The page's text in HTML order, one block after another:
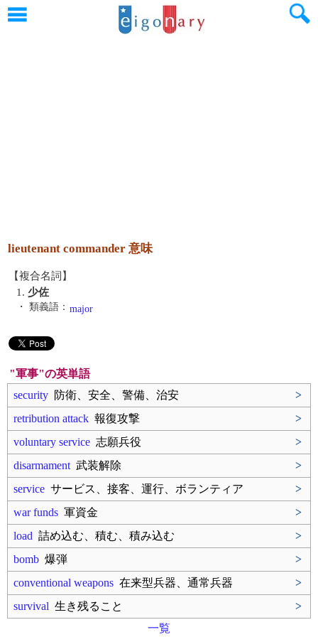
lieutenant commander 意味
【複合名詞】
1. 少佐
・ 類義語： major
"軍事"の英単語
security 防衛、安全、警備、治安
>
retribution attack 報復攻撃
>
voluntary service 志願兵役
>
disarmament 武装解除
>
service サービス、接客、運行、ボランティア
>
war funds 軍資金
>
load 詰め込む、積む、積み込む
>
bomb 爆弾
>
conventional weapons 在来型兵器、通常兵器
>
survival 生き残ること
>
一覧